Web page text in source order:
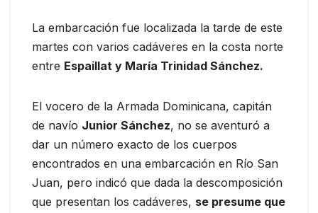
La embarcación fue localizada la tarde de este
martes con varios cadáveres en la costa norte
entre Espaillat y María Trinidad Sánchez.
El vocero de la Armada Dominicana, capitán
de navío Junior Sánchez, no se aventuró a
dar un número exacto de los cuerpos
encontrados en una embarcación en Río San
Juan, pero indicó que dada la descomposición
que presentan los cadáveres, se presume que